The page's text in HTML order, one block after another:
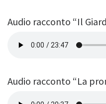
Audio racconto “Il
Audio racconto “La